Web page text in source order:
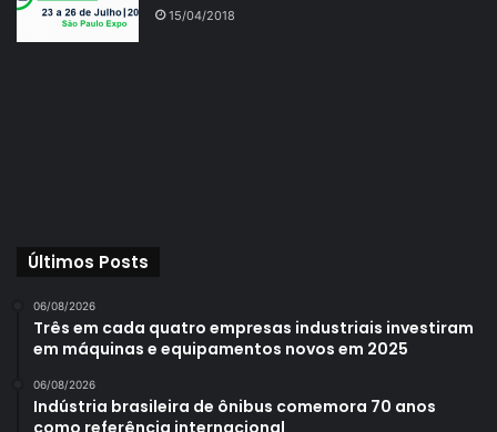
15/04/2018
Últimos Posts
06/08/2026
Três em cada quatro empresas industriais investiram
em máquinas e equipamentos novos em 2025
06/08/2026
Indústria brasileira de ônibus comemora 70 anos